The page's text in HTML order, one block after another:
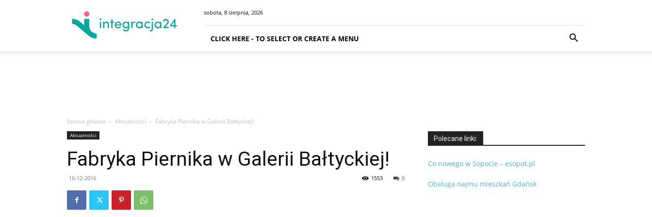
HANDLOWE
GDAŃSK
SKLEPY
sobota, 8 sierpnia, 2026
CLICK HERE - TO SELECT OR CREATE A MENU
Strona główna Aktualności Fabryka Piernika w Galerii Bałtyckiej!
Aktualności
Fabryka Piernika w Galerii Bałtyckiej!
16-12-2016 0
1553
Polecane linki:
Co nowego w Sopocie – esopot.pl
Obsługa najmu mieszkań Gdańsk